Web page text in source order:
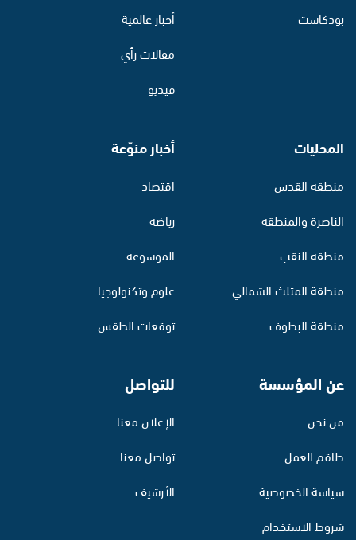
بودكاست
أخبار عالمية
مقالات رأي
فيديو
المحليات
منطقة القدس
الناصرة والمنطقة
منطقة النقب
منطقة المثلث الشمالي
منطقة البطوف
أخبار منوّعة
اقتصاد
رياضة
الموسوعة
علوم وتكنولوجيا
توقعات الطقس
عن المؤسسة
من نحن
طاقم العمل
سياسة الخصوصية
شروط الاستخدام
للتواصل
الإعلان معنا
تواصل معنا
الأرشيف